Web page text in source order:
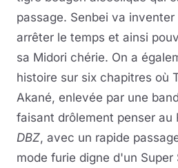
passage. Senbei va
arrêter le temps et ainsi
sa Midori chérie. On a
histoire sur six chapitres où
Akané, enlevée par une
faisant drôlement penser au
DBZ, avec un rapide
mode furie digne d'un Super